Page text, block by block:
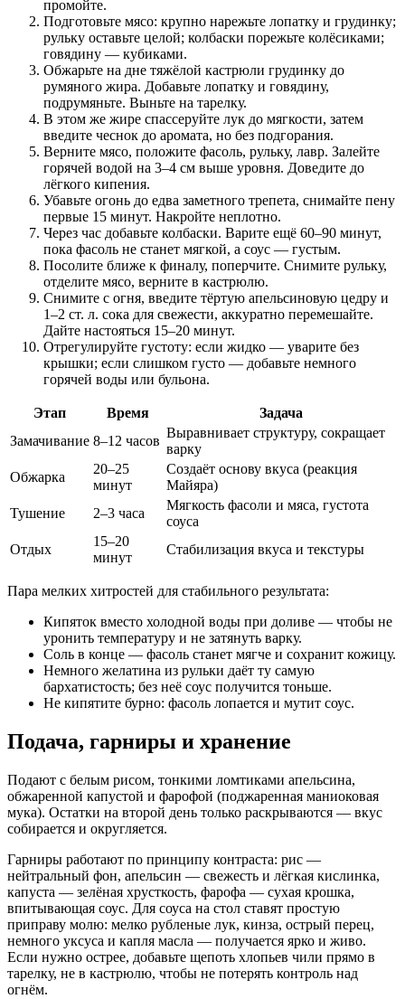
промойте.
Подготовьте мясо: крупно нарежьте лопатку и грудинку;
рульку оставьте целой; колбаски порежьте колёсиками;
говядину — кубиками.
Обжарьте на дне тяжёлой кастрюли грудинку до
румяного жира. Добавьте лопатку и говядину,
подрумяньте. Выньте на тарелку.
В этом же жире спассеруйте лук до мягкости, затем
введите чеснок до аромата, но без подгорания.
Верните мясо, положите фасоль, рульку, лавр. Залейте
горячей водой на 3–4 см выше уровня. Доведите до
лёгкого кипения.
Убавьте огонь до едва заметного трепета, снимайте пену
первые 15 минут. Накройте неплотно.
Через час добавьте колбаски. Варите ещё 60–90 минут,
пока фасоль не станет мягкой, а соус — густым.
Посолите ближе к финалу, поперчите. Снимите рульку,
отделите мясо, верните в кастрюлю.
Снимите с огня, введите тёртую апельсиновую цедру и
1–2 ст. л. сока для свежести, аккуратно перемешайте.
Дайте настояться 15–20 минут.
Отрегулируйте густоту: если жидко — уварите без
крышки; если слишком густо — добавьте немного
горячей воды или бульона.
Этап Время
Задача
Замачивание 8–12 часов
Выравнивает структуру, сокращает
варку
Обжарка
20–25
минут
Создаёт основу вкуса (реакция
Майяра)
Тушение
2–3 часа
Мягкость фасоли и мяса, густота
соуса
Отдых
15–20
минут
Стабилизация вкуса и текстуры
Пара мелких хитростей для стабильного результата:
Кипяток вместо холодной воды при доливе — чтобы не
уронить температуру и не затянуть варку.
Соль в конце — фасоль станет мягче и сохранит кожицу.
Немного желатина из рульки даёт ту самую
бархатистость; без неё соус получится тоньше.
Не кипятите бурно: фасоль лопается и мутит соус.
Подача, гарниры и хранение
Подают с белым рисом, тонкими ломтиками апельсина,
обжаренной капустой и фарофой (поджаренная маниоковая
мука). Остатки на второй день только раскрываются — вкус
собирается и округляется.
Гарниры работают по принципу контраста: рис —
нейтральный фон, апельсин — свежесть и лёгкая кислинка,
капуста — зелёная хрусткость, фарофа — сухая крошка,
впитывающая соус. Для соуса на стол ставят простую
приправу молю: мелко рубленые лук, кинза, острый перец,
немного уксуса и капля масла — получается ярко и живо.
Если нужно острее, добавьте щепоть хлопьев чили прямо в
тарелку, не в кастрюлю, чтобы не потерять контроль над
огнём.